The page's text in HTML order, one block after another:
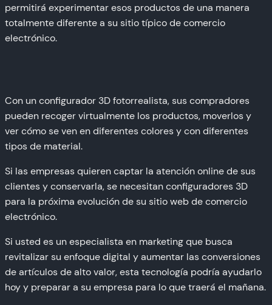
permitirá experimentar esos productos de una manera
totalmente diferente a su sitio típico de comercio
electrónico.
Con un configurador 3D fotorrealista, sus compradores
pueden recoger virtualmente los productos, moverlos y
ver cómo se ven en diferentes colores y con diferentes
tipos de material.
Si las empresas quieren captar la atención online de sus
clientes y conservarla, se necesitan configuradores 3D
para la próxima evolución de su sitio web de comercio
electrónico.
Si usted es un especialista en marketing que busca
revitalizar su enfoque digital y aumentar las conversiones
de artículos de alto valor, esta tecnología podría ayudarlo
hoy y preparar a su empresa para lo que traerá el mañana.